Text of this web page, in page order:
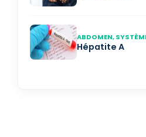
ABDOMEN,
Hépatite A